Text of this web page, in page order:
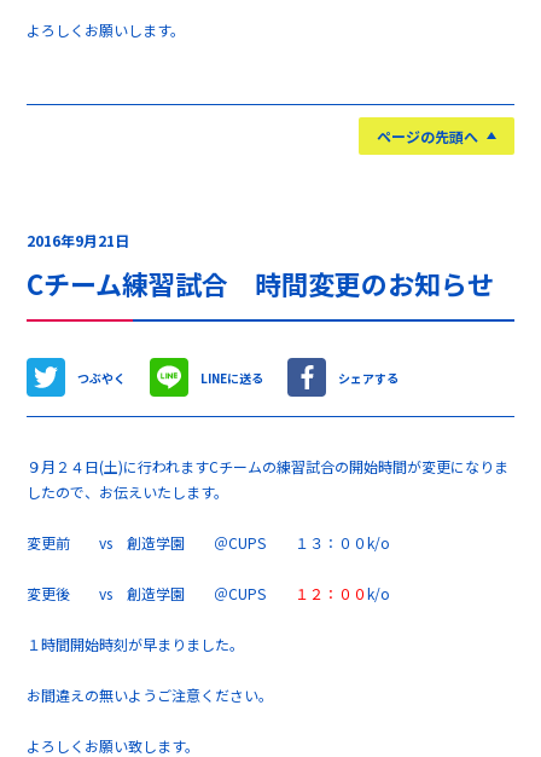
よろしくお願いします。
ページの先頭へ
2016年9月21日
Cチーム練習試合 時間変更のお知らせ
つぶやく LINEに送る シェアする
９月２４日(土)に行われますCチームの練習試合の開始時間が変更になりま
したので、お伝えいたします。
変更前 vs 創造学園 ＠CUPS １３：００k/o
変更後 vs 創造学園 ＠CUPS １２：００k/o
１時間開始時刻が早まりました。
お間違えの無いようご注意ください。
よろしくお願い致します。